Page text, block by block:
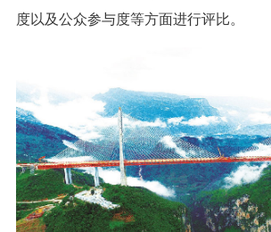
度以及公众参与度等方面进行评比。